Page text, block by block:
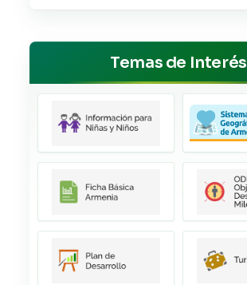
Temas de Interés